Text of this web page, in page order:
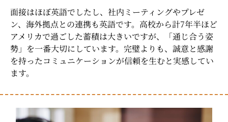
面接はほぼ英語でしたし、社内ミーティングやプレゼ
ン、海外拠点との連携も英語です。高校から計7年半ほど
アメリカで過ごした蓄積は大きいですが、「通じ合う姿
勢」を一番大切にしています。完璧よりも、誠意と感謝
を持ったコミュニケーションが信頼を生むと実感してい
ます。